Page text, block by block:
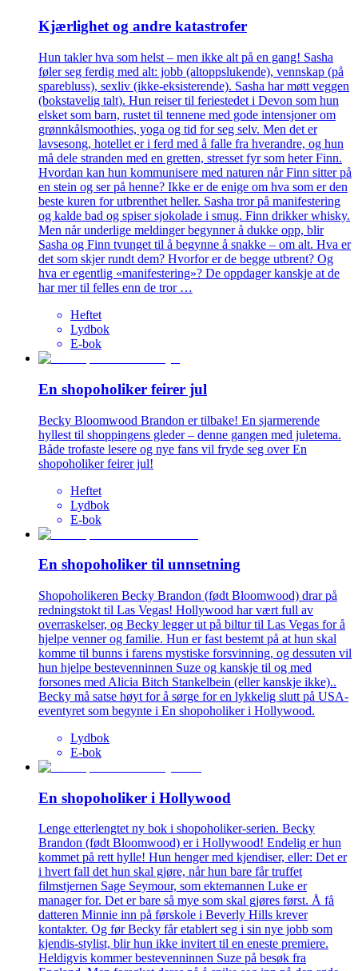
Kjærlighet og andre katastrofer
Hun takler hva som helst – men ikke alt på en gang! Sasha
føler seg ferdig med alt: jobb (altoppslukende), vennskap (på
sparebluss), sexliv (ikke-eksisterende). Sasha har møtt veggen
(bokstavelig talt). Hun reiser til feriestedet i Devon som hun
elsket som barn, rustet til tennene med gode intensjoner om
grønnkålsmoothies, yoga og tid for seg selv. Men det er
lavsesong, hotellet er i ferd med å falle fra hverandre, og hun
må dele stranden med en gretten, stresset fyr som heter Finn.
Hvordan kan hun kommunisere med naturen når Finn sitter på
en stein og ser på henne? Ikke er de enige om hva som er den
beste kuren for utbrenthet heller. Sasha tror på manifestering
og kalde bad og spiser sjokolade i smug. Finn drikker whisky.
Men når underlige meldinger begynner å dukke opp, blir
Sasha og Finn tvunget til å begynne å snakke – om alt. Hva er
det som skjer rundt dem? Hvorfor er de begge utbrent? Og
hva er egentlig «manifestering»? De oppdager kanskje at de
har mer til felles enn de tror …
Heftet
Lydbok
E-bok
En shopoholiker feirer jul
Becky Bloomwood Brandon er tilbake! En sjarmerende
hyllest til shoppingens gleder – denne gangen med juletema.
Både trofaste lesere og nye fans vil fryde seg over En
shopoholiker feirer jul!
Heftet
Lydbok
E-bok
En shopoholiker til unnsetning
Shopoholikeren Becky Brandon (født Bloomwood) drar på
redningstokt til Las Vegas! Hollywood har vært full av
overraskelser, og Becky legger ut på biltur til Las Vegas for å
hjelpe venner og familie. Hun er fast bestemt på at hun skal
komme til bunns i farens mystiske forsvinning, og dessuten vil
hun hjelpe bestevenninnen Suze og kanskje til og med
forsones med Alicia Bitch Stankelbein (eller kanskje ikke)..
Becky må satse høyt for å sørge for en lykkelig slutt på USA-
eventyret som begynte i En shopoholiker i Hollywood.
Lydbok
E-bok
En shopoholiker i Hollywood
Lenge etterlengtet ny bok i shopoholiker-serien. Becky
Brandon (født Bloomwood) er i Hollywood! Endelig er hun
kommet på rett hylle! Hun henger med kjendiser, eller: Det er
i hvert fall det hun skal gjøre, når hun bare får truffet
filmstjernen Sage Seymour, som ektemannen Luke er
manager for. Det er bare så mye som skal gjøres først. Å få
datteren Minnie inn på førskole i Beverly Hills krever
kontakter. Og før Becky får etablert seg i sin nye jobb som
kjendis-stylist, blir hun ikke invitert til en eneste premiere.
Heldigvis kommer bestevenninnen Suze på besøk fra